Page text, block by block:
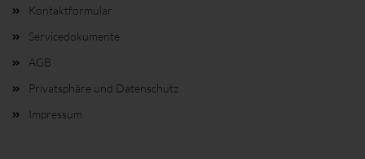
Kontaktformular
Servicedokumente
AGB
Privatsphäre und Datenschutz
Impressum